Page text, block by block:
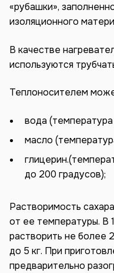
«рубашки»,
изоляционного
В качестве
используются
Теплоносителем
вода
масло
до 200 градусов);
Растворимость
от ее температуры. В
растворить не более 2
до 5 кг. При
предварительно